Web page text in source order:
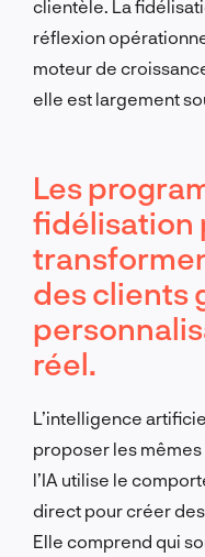
clientèle. La
réflexion
moteur de
elle est largement
Les
fidélisation
des clients
réel.
L’intelligence
proposer les mêmes
l’IA utilise le
direct pour créer
Elle comprend qui